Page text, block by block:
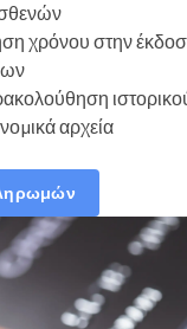
χρόνου στην
αρχεία